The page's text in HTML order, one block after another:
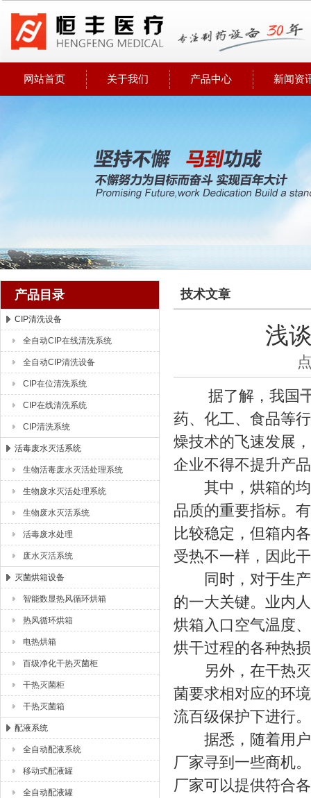
湖北恒丰医疗制药设备有限公司
网站首页 关于我们 产品中心 新闻资
产品目录
CIP清洗设备
全自动CIP在线清洗系统
全自动CIP清洗设备
CIP在位清洗系统
CIP在线清洗系统
CIP清洗系统
活毒废水灭活系统
生物活毒废水灭活处理系统
生物废水灭活处理系统
生物废水灭活系统
活毒废水处理
废水灭活系统
灭菌烘箱设备
智能数显热风循环烘箱
热风循环烘箱
电热烘箱
百级净化干热灭菌柜
干热灭菌柜
干热灭菌箱
配液系统
全自动配液系统
移动式配液罐
全自动配液罐
技术文章
浅
据了解，我国
药、化工、食品等
燥技术的飞速发展
企业不得不提升产
其中，烘箱的均
品质的重要指标。
比较稳定，但箱内
受热不一样，因此
同时，对于生产
的一大关键。业内
烘箱入口空气温度
烘干过程的各种热
另外，在干热灭
菌要求相对应的环
流百级保护下进行。
据悉，随着用户
厂家寻到一些商机
厂家可以提供符合